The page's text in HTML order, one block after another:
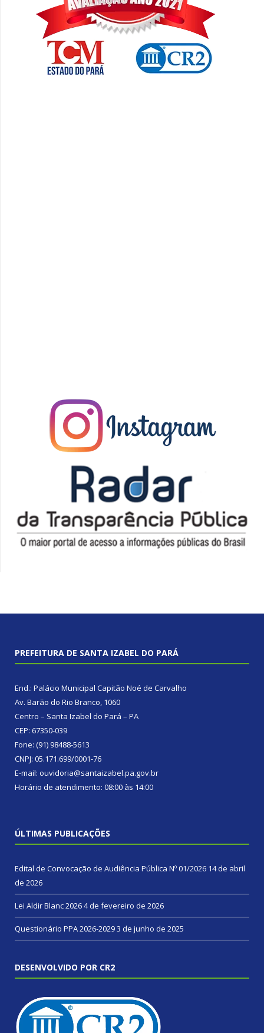
PREFEITURA DE SANTA IZABEL DO PARÁ
End.: Palácio Municipal Capitão Noé de Carvalho
Av. Barão do Rio Branco, 1060
Centro – Santa Izabel do Pará – PA
CEP: 67350-039
Fone: (91) 98488-5613
CNPJ: 05.171.699/0001-76
E-mail: ouvidoria@santaizabel.pa.gov.br
Horário de atendimento: 08:00 às 14:00
ÚLTIMAS PUBLICAÇÕES
Edital de Convocação de Audiência Pública Nº 01/2026 14 de abril
de 2026
Lei Aldir Blanc 20264 de fevereiro de 2026
Questionário PPA 2026-20293 de junho de 2025
DESENVOLVIDO POR CR2